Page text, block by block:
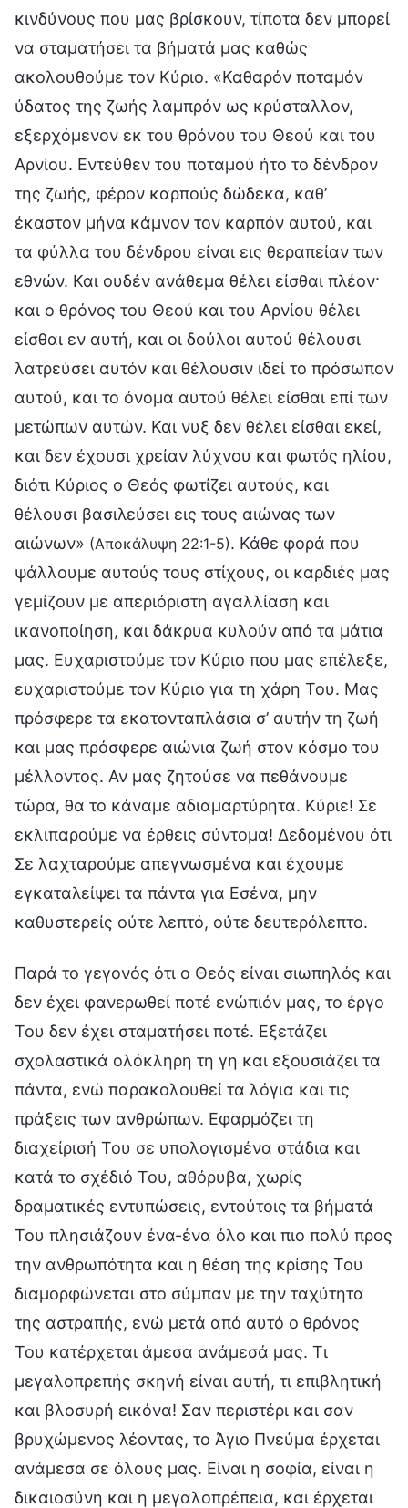
κινδύνους που μας βρίσκουν, τίποτα δεν μπορεί
να σταματήσει τα βήματά μας καθώς
ακολουθούμε τον Κύριο. «Καθαρόν ποταμόν
ύδατος της ζωής λαμπρόν ως κρύσταλλον,
εξερχόμενον εκ του θρόνου του Θεού και του
Αρνίου. Εντεύθεν του ποταμού ήτο το δένδρον
της ζωής, φέρον καρπούς δώδεκα, καθ’
έκαστον μήνα κάμνον τον καρπόν αυτού, και
τα φύλλα του δένδρου είναι εις θεραπείαν των
εθνών. Και ουδέν ανάθεμα θέλει είσθαι πλέον·
και ο θρόνος του Θεού και του Αρνίου θέλει
είσθαι εν αυτή, και οι δούλοι αυτού θέλουσι
λατρεύσει αυτόν και θέλουσιν ιδεί το πρόσωπον
αυτού, και το όνομα αυτού θέλει είσθαι επί των
μετώπων αυτών. Και νυξ δεν θέλει είσθαι εκεί,
και δεν έχουσι χρείαν λύχνου και φωτός ηλίου,
διότι Κύριος ο Θεός φωτίζει αυτούς, και
θέλουσι βασιλεύσει εις τους αιώνας των
αιώνων» (Αποκάλυψη 22:1-5). Κάθε φορά που
ψάλλουμε αυτούς τους στίχους, οι καρδιές μας
γεμίζουν με απεριόριστη αγαλλίαση και
ικανοποίηση, και δάκρυα κυλούν από τα μάτια
μας. Ευχαριστούμε τον Κύριο που μας επέλεξε,
ευχαριστούμε τον Κύριο για τη χάρη Του. Μας
πρόσφερε τα εκατονταπλάσια σ’ αυτήν τη ζωή
και μας πρόσφερε αιώνια ζωή στον κόσμο του
μέλλοντος. Αν μας ζητούσε να πεθάνουμε
τώρα, θα το κάναμε αδιαμαρτύρητα. Κύριε! Σε
εκλιπαρούμε να έρθεις σύντομα! Δεδομένου ότι
Σε λαχταρούμε απεγνωσμένα και έχουμε
εγκαταλείψει τα πάντα για Εσένα, μην
καθυστερείς ούτε λεπτό, ούτε δευτερόλεπτο.
Παρά το γεγονός ότι ο Θεός είναι σιωπηλός και
δεν έχει φανερωθεί ποτέ ενώπιόν μας, το έργο
Του δεν έχει σταματήσει ποτέ. Εξετάζει
σχολαστικά ολόκληρη τη γη και εξουσιάζει τα
πάντα, ενώ παρακολουθεί τα λόγια και τις
πράξεις των ανθρώπων. Εφαρμόζει τη
διαχείρισή Του σε υπολογισμένα στάδια και
κατά το σχέδιό Του, αθόρυβα, χωρίς
δραματικές εντυπώσεις, εντούτοις τα βήματά
Του πλησιάζουν ένα-ένα όλο και πιο πολύ προς
την ανθρωπότητα και η θέση της κρίσης Του
διαμορφώνεται στο σύμπαν με την ταχύτητα
της αστραπής, ενώ μετά από αυτό ο θρόνος
Του κατέρχεται άμεσα ανάμεσά μας. Τι
μεγαλοπρεπής σκηνή είναι αυτή, τι επιβλητική
και βλοσυρή εικόνα! Σαν περιστέρι και σαν
βρυχώμενος λέοντας, το Άγιο Πνεύμα έρχεται
ανάμεσα σε όλους μας. Είναι η σοφία, είναι η
δικαιοσύνη και η μεγαλοπρέπεια, και έρχεται